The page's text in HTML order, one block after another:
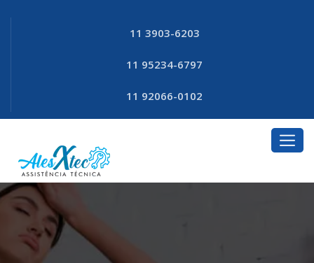
11 3903-6203
11 95234-6797
11 92066-0102